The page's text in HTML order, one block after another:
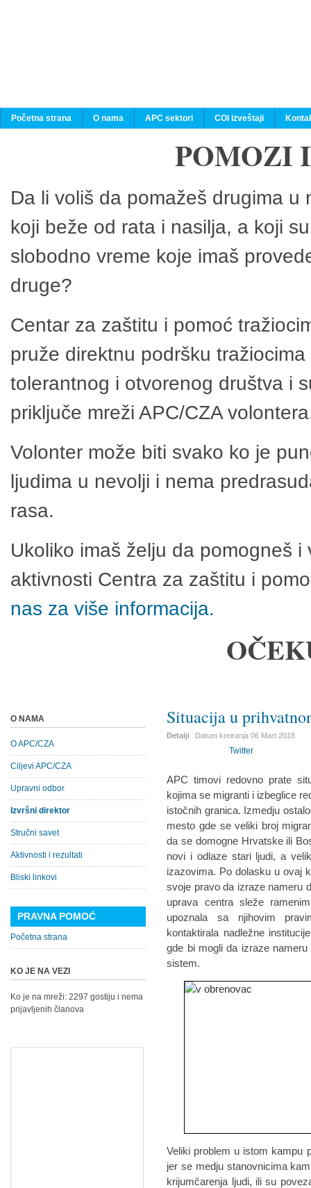
Početna strana O nama APC sektori COI izveštaji
POMOZI
Da li voliš da pomažeš drugima
koji beže od rata i nasilja, a koji
slobodno vreme koje imaš
druge?
Centar za zaštitu i pomoć
pruže direktnu podršku
tolerantnog i otvorenog društva i
priključe mreži APC/CZA
Volonter može biti svako ko je
ljudima u nevolji i nema
rasa.
Ukoliko imaš želju da pomogneš
aktivnosti Centra za zaštitu i
nas za više informacija.
Situacija u
Detalji Datum kreiranja06 Mart 2018
Twitter
APC timovi redovno prate
kojima se migranti i izbeglice
istočnih granica. Izmedju
mesto gde se veliki broj
da se domogne Hrvatske ili
novi i odlaze stari ljudi, a
izazovima. Po dolasku u ovaj
svoje pravo da izraze nameru
uprava centra sleže
upoznala sa njihovim
kontaktirala nadležne
gde bi mogli da izraze
sistem.
Veliki problem u istom kampu
jer se medju stanovnicima
krijumčarenja ljudi, ili su
O NAMA
O APC/CZA
Ciljevi APC/CZA
Upravni odbor
Izvršni direktor
Stručni savet
Aktivnosti i rezultati
Bliski linkovi
PRAVNA POMOĆ
Početna strana
KO JE NA VEZI
Ko je na mreži: 2297 gostiju i nema
prijavljenih članova